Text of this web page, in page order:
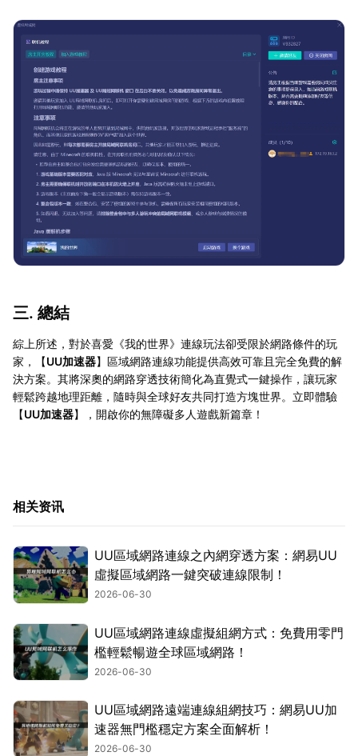
三. 總結
綜上所述，對於喜愛《我的世界》連線玩法卻受限於網路條件的玩
家，【UU加速器】區域網路連線功能提供高效可靠且完全免費的解
決方案。其將深奧的網路穿透技術簡化為直覺式一鍵操作，讓玩家
輕鬆跨越地理距離，隨時與全球好友共同打造方塊世界。立即體驗
【UU加速器】，開啟你的無障礙多人遊戲新篇章！
相关资讯
UU區域網路連線之內網穿透方案：網易UU
虛擬區域網路一鍵突破連線限制！
2026-06-30
UU區域網路連線虛擬組網方式：免費用零門
檻輕鬆暢遊全球區域網路！
2026-06-30
UU區域網路遠端連線組網技巧：網易UU加
速器無門檻穩定方案全面解析！
2026-06-30